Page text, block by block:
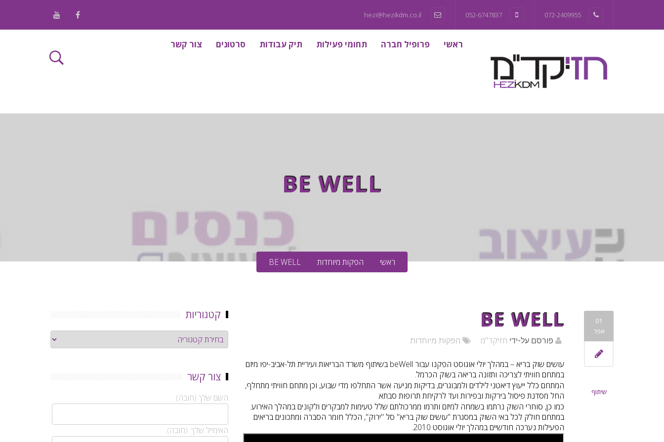
072-2409955
052-6747837
ראשי פרופיל חברה תחומי פעילות תיק עבודות סרטונים צור קשר
BE WELL
ראשי הפקות מיוחדות BE WELL
01
אפר
שיתוף
BE WELL
פורסם על-ידי חזיקד"מ הפקות מיוחדות
עושים שוק בריא –
במהלך יולי אוגוסט הפקנו עבור beWell בשיתוף משרד הבריאות ועיריית תל-אביב-יפו מיזם
במתחם חוויתי לצריכה ותזונה בריאה בשוק הכרמל.
המתחם כלל ייעוץ דיאטני לילדים ולמבוגרים, בדיקות מניעה אשר התחלפו מדי שבוע, וכן מתחם חוויתי מתחלף,
החל מסדנת פיסול בירקות ובפירות ועד לרקיחת תרופות סבתא.
כמו כן, סוחרי השוק נרתמו בשמחה למיזם ותרמו ממרכולתם שלל טעימות למבקרים ולקונים במהלך האירוע.
במתחם חולק לכל באי השוק במסגרת "עושים שוק בריא" סל "ירוק", הכלל חומר הסברה ומתכונים בריאים.
הפעילות נערכה חודשיים במהלך יולי אוגוסט 2010.
קטגוריות
קטגוריות
צור קשר
השם שלך (חובה)
האימייל שלך: (חובה)